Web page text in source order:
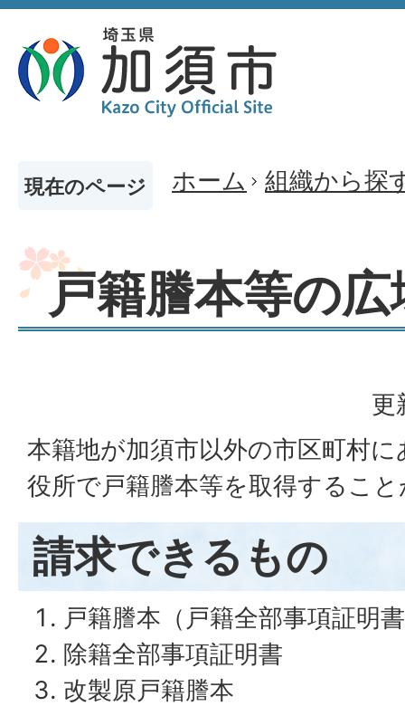
現在のページ ホーム 組織から探
戸籍謄本等の
更
本籍地が加須市以外の市区町村
役所で戸籍謄本等を取得するこ
請求できるもの
戸籍謄本（戸籍全部事項証明
除籍全部事項証明書
改製原戸籍謄本